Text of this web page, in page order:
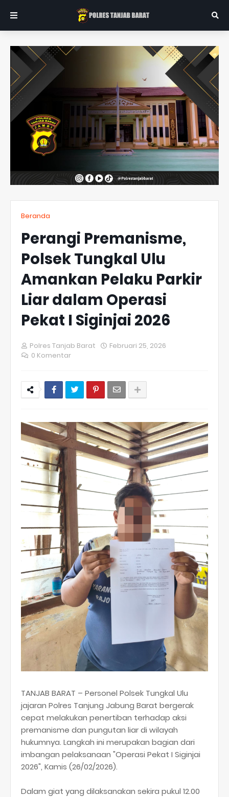
Beranda
Perangi Premanisme,
Polsek Tungkal Ulu
Amankan Pelaku Parkir
Liar dalam Operasi
Pekat I Siginjai 2026
Polres Tanjab Barat
Februari 25, 2026
0 Komentar
TANJAB BARAT – Personel Polsek Tungkal Ulu
jajaran Polres Tanjung Jabung Barat bergerak
cepat melakukan penertiban terhadap aksi
premanisme dan pungutan liar di wilayah
hukumnya. Langkah ini merupakan bagian dari
imbangan pelaksanaan "Operasi Pekat I Siginjai
2026", Kamis (26/02/2026).
​Dalam giat yang dilaksanakan sekira pukul 12.00